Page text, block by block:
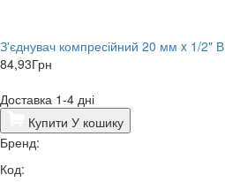
З'єднувач компресійний 20 мм x 1/2" В
84,93Грн
Доставка 1-4 дні
Купити У кошику
Бренд:
Код: